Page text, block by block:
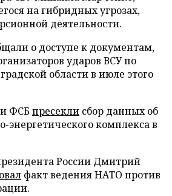
на гибридных угрозах,
деятельности.
о доступе к документам,
ударов ВСУ по
области в июле этого
ФСБ пресекли сбор данных об
энергетического комплекса в
России Дмитрий
факт ведения НАТО против